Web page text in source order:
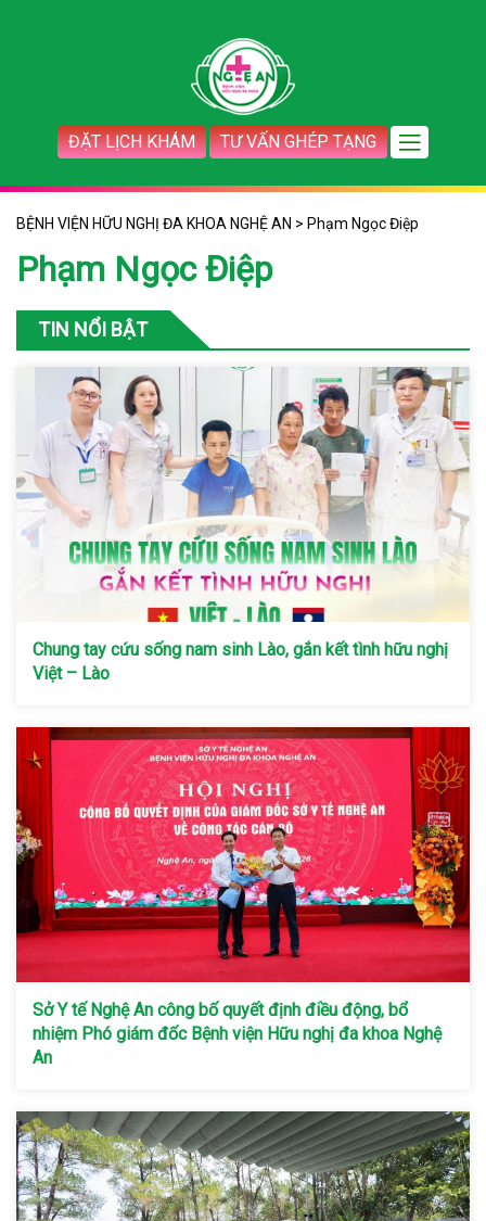
ĐẶT LỊCH KHÁM TƯ VẤN GHÉP TẠNG
BỆNH VIỆN HỮU NGHỊ ĐA KHOA NGHỆ AN > Phạm Ngọc Điệp
Phạm Ngọc Điệp
TIN NỔI BẬT
Chung tay cứu sống nam sinh Lào, gắn kết tình hữu nghị
Việt – Lào
Sở Y tế Nghệ An công bố quyết định điều động, bổ
nhiệm Phó giám đốc Bệnh viện Hữu nghị đa khoa Nghệ
An